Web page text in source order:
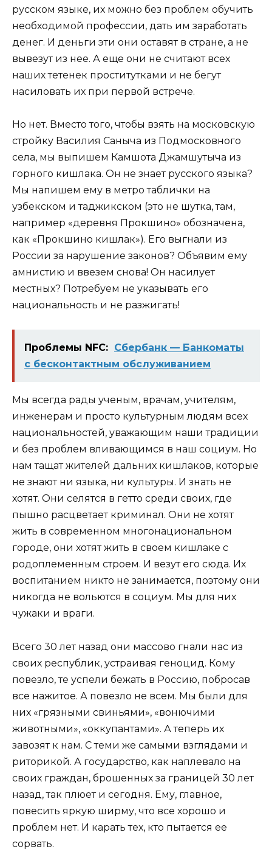
русском языке, их можно без проблем обучить
необходимой профессии, дать им заработать
денег. И деньги эти они оставят в стране, а не
вывезут из нее. А еще они не считают всех
наших тетенек проститутками и не бегут
насиловать их при первой встрече.
Но нет. Вместо того, чтобы взять на московскую
стройку Василия Саныча из Подмосковного
села, мы выпишем Камшота Джамшутыча из
горного кишлака. Он не знает русского языка?
Мы напишем ему в метро таблички на
узбекском и таджикском (это не шутка, там,
например «деревня Прокшино» обозначена,
как «Прокшино кишлак»). Его выгнали из
России за нарушение законов? Объявим ему
амнистию и ввезем снова! Он насилует
местных? Потребуем не указывать его
национальность и не разжигать!
Проблемы NFC: Сбербанк — Банкоматы
с бесконтактным обслуживанием
Мы всегда рады ученым, врачам, учителям,
инженерам и просто культурным людям всех
национальностей, уважающим наши традиции
и без проблем вливающимся в наш социум. Но
нам тащат жителей дальних кишлаков, которые
не знают ни языка, ни культуры. И знать не
хотят. Они селятся в гетто среди своих, где
пышно расцветает криминал. Они не хотят
жить в современном многонациональном
городе, они хотят жить в своем кишлаке с
родоплеменным строем. И везут его сюда. Их
воспитанием никто не занимается, поэтому они
никогда не вольются в социум. Мы для них
чужаки и враги.
Всего 30 лет назад они массово гнали нас из
своих республик, устраивая геноцид. Кому
повезло, те успели бежать в Россию, побросав
все нажитое. А повезло не всем. Мы были для
них «грязными свиньями», «вонючими
животными», «оккупантами». А теперь их
завозят к нам. С теми же самыми взглядами и
риторикой. А государство, как наплевало на
своих граждан, брошенных за границей 30 лет
назад, так плюет и сегодня. Ему, главное,
повесить яркую ширму, что все хорошо и
проблем нет. И карать тех, кто пытается ее
сорвать.